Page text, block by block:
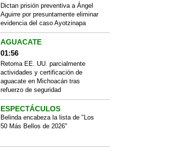
Dictan prisión preventiva a Ángel
Aguirre por presuntamente eliminar
evidencia del caso Ayotzinapa
AGUACATE
01:56
Retoma EE. UU. parcialmente
actividades y certificación de
aguacate en Michoacán tras
refuerzo de seguridad
ESPECTÁCULOS
Belinda encabeza la lista de "Los
50 Más Bellos de 2026"